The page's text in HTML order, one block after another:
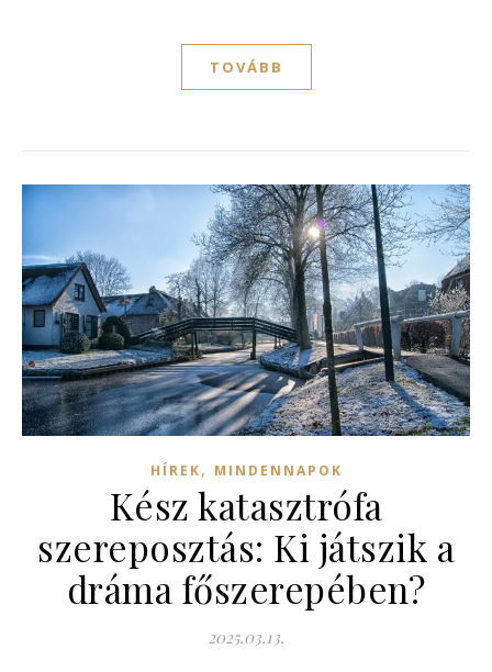
TOVÁBB
HÍREK, MINDENNAPOK
Kész katasztrófa
szereposztás: Ki játszik a
dráma főszerepében?
2025.03.13.